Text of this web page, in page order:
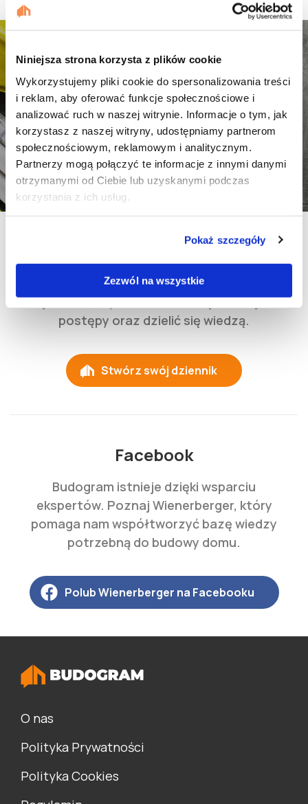
Niniejsza strona korzysta z plików cookie
Wykorzystujemy pliki cookie do spersonalizowania treści
i reklam, aby oferować funkcje społecznościowe i
analizować ruch w naszej witrynie. Informacje o tym, jak
korzystasz z naszej witryny, udostępniamy partnerom
społecznościowym, reklamowym i analitycznym.
Partnerzy mogą połączyć te informacje z innymi danymi
otrzymanymi od Ciebie lub uzyskanymi podczas
korzystania z ich usług.
Pokaż szczegóły
Zezwól na wszystkie
Dołącz do naszej
budowlanej społeczności
Czym jest Budogram ?
Dziennik Budowy
Stwórz dziennik budowy w naszym serwisie
już dziś, aby śledzić na bieżąco swoje
postępy oraz dzielić się wiedzą.
Stwórz swój dziennik
Facebook
Budogram istnieje dzięki wsparciu
ekspertów. Poznaj Wienerberger, który
pomaga nam współtworzyć bazę wiedzy
potrzebną do budowy domu.
Polub Wienerberger na Facebooku
O nas
Polityka Prywatności
Polityka Cookies